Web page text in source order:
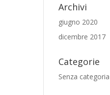
Archivi
giugno 2020
dicembre 2017
Categorie
Senza categoria